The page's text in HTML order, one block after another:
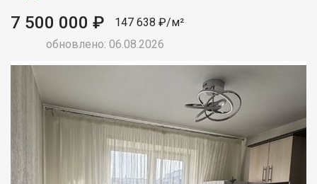
7 500 000 ₽
147 638 ₽/м²
обновлено: 06.08.2026